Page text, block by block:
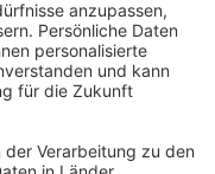
Unsere Marken